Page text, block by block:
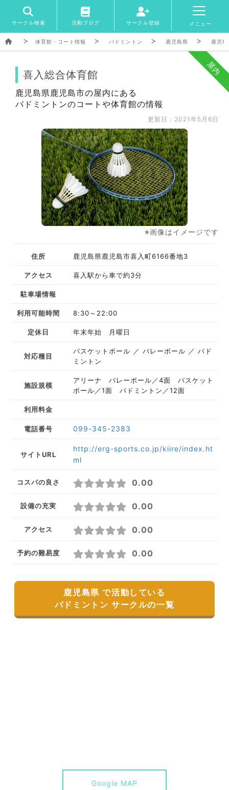
サークル検索 活動ブログ サークル登録 メニュー
体育館・コート情報 バドミントン 鹿児島県 鹿児島
屋内
喜入総合体育館
鹿児島県鹿児島市の屋内にある
バドミントンのコートや体育館の情報
更新日：2021年5月6日
※画像はイメージです
住所 鹿児島県鹿児島市喜入町6166番地3
アクセス 喜入駅から車で約3分
駐車場情報
利用可能時間 8:30～22:00
定休日 年末年始 月曜日
対応種目
バスケットボール バレーボール
バド
ミントン
施設規模
アリーナ バレーボール／4面 バスケット
ボール／1面 バドミントン／12面
利用料金
電話番号 099-345-2383
サイトURL
http://erg-sports.co.jp/kiire/index.ht
ml
コスパの良さ 0.00
設備の充実 0.00
アクセス 0.00
予約の難易度 0.00
鹿児島県 で活動している
バドミントン サークルの一覧
Google MAP